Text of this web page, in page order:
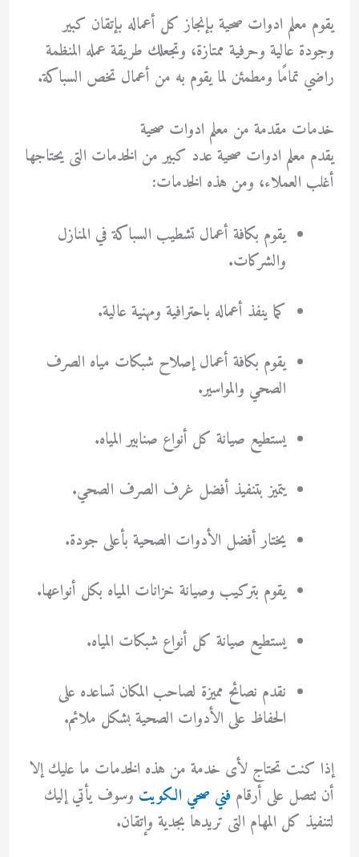
يقوم معلم ادوات صحيةبإنجاز كل أعماله بإتقان كبير
وجودة عالية وحرفية ممتازة، وتجعلك طريقة عمله المنظمة
راضي تمامًا ومطمئن لما يقوم به من أعمال تخص السباكة.
خدمات مقدمة من معلم ادوات صحية
يقدم معلم ادوات صحيةعدد كبير من الخدمات التى يحتاجها
أغلب العملاء، ومن هذه الخدمات:
يقوم بكافة أعمال تشطيب السباكة في المنازل
والشركات.
كما ينفذ أعماله باحترافية ومهنية عالية.
يقوم بكافة أعمال إصلاح شبكات مياه الصرف
الصحي والمواسير.
يستطيع صيانة كل أنواع صنابير المياه.
يتميز بتنفيذ أفضل غرف الصرف الصحي.
يختار أفضل الأدوات الصحية بأعلى جودة.
يقوم بتركيب وصيانة خزانات المياه بكل أنواعها.
يستطيع صيانة كل أنواع شبكات المياه.
نقدم نصائح مميزة لصاحب المكان تساعده على
الحفاظ على الأدوات الصحية بشكل ملائم.
إذا كنت تحتاج لأى خدمة من هذه الخدمات ما عليك إلا
أن تتصل على أرقام فني صحي الكويت وسوف يأتي إليك
لتنفيذ كل المهام التى تريدها بجدية وإتقان.